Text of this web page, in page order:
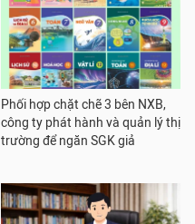
Phối hợp chặt chẽ 3 bên NXB,
công ty phát hành và quản lý thị
trường để ngăn SGK giả